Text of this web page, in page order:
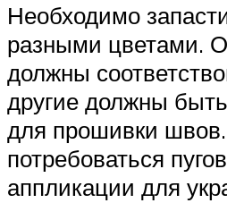
Необходимо
разными цветами.
должны
другие должны
для прошивки
потребоваться
аппликации для